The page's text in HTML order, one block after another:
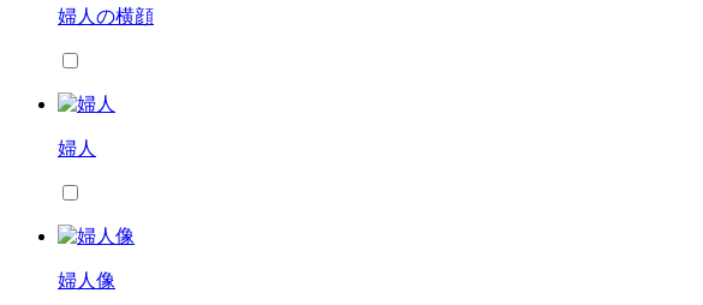
婦人の横顔
婦人
婦人像